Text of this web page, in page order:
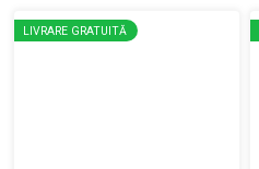
LIVRARE GRATUITĂ